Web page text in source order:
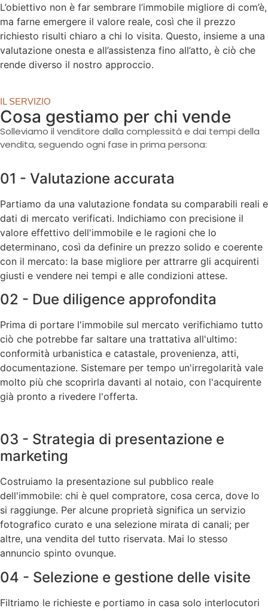
L’obiettivo non è far sembrare l’immobile migliore di com’è,
ma farne emergere il valore reale, così che il prezzo
richiesto risulti chiaro a chi lo visita. Questo, insieme a una
valutazione onesta e all’assistenza fino all’atto, è ciò che
rende diverso il nostro approccio.
IL SERVIZIO
Cosa gestiamo per chi vende
Solleviamo il venditore dalla complessità e dai tempi della
vendita, seguendo ogni fase in prima persona:
01 - Valutazione accurata
Partiamo da una valutazione fondata su comparabili reali e
dati di mercato verificati. Indichiamo con precisione il
valore effettivo dell'immobile e le ragioni che lo
determinano, così da definire un prezzo solido e coerente
con il mercato: la base migliore per attrarre gli acquirenti
giusti e vendere nei tempi e alle condizioni attese.
02 - Due diligence approfondita
Prima di portare l'immobile sul mercato verifichiamo tutto
ciò che potrebbe far saltare una trattativa all'ultimo:
conformità urbanistica e catastale, provenienza, atti,
documentazione. Sistemare per tempo un'irregolarità vale
molto più che scoprirla davanti al notaio, con l'acquirente
già pronto a rivedere l'offerta.
03 - Strategia di presentazione e
marketing
Costruiamo la presentazione sul pubblico reale
dell'immobile: chi è quel compratore, cosa cerca, dove lo
si raggiunge. Per alcune proprietà significa un servizio
fotografico curato e una selezione mirata di canali; per
altre, una vendita del tutto riservata. Mai lo stesso
annuncio spinto ovunque.
04 - Selezione e gestione delle visite
Filtriamo le richieste e portiamo in casa solo interlocutori